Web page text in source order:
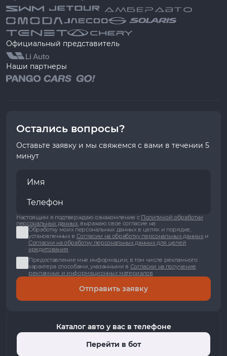
Официальный представитель
Наши партнеры
Остались вопросы?
Оставьте заявку и мы свяжемся с вами в течении 5
минут
Настоящим я подтверждаю ознакомление с Политикой обработки
персональных данных, выражаю свое согласие на:
Обработку моих персональных данных в целях и порядке,
установленных в Согласии на обработку персональных данныхи
Согласии на обработку персональных данных для целей
кредитования
Предоставление мне информации, в том числе рекламного
характера способами, указанными в Согласии на получение
рекламных и информационных материалов
Отправить заявку
Каталог авто у вас в телефоне
Перейти в бот